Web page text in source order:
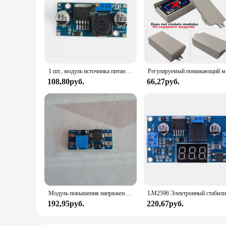
1 шт., модуль источника питания со стабилизацией напряжения постоянного тока
108,80руб. 66,27руб.
Модуль повышения напряжения с регулируемым постоянным током 2 А MICRO USB от 2 В до 24 В до 5 В, 9 В, 12 В, 28 В, усилитель мощности, подходящий для комплектов Arduino
192,95руб. 220,67руб.